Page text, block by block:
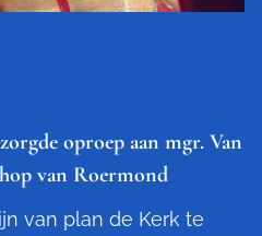
oproep aan mgr. Van
van Roermond
van plan de Kerk te